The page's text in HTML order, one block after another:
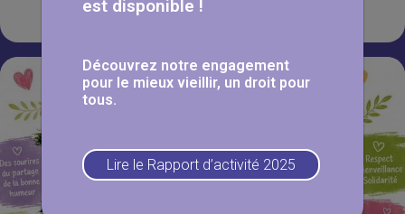
Lire la suite
est disponible !
Découvrez notre engagement
pour le mieux vieillir, un droit pour
tous.
Lire le Rapport d’activité 2025